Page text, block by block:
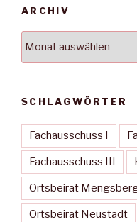
ARCHIV
SCHLAGWÖRTER
Fachausschuss I
Fachausschuss III
Ortsbeirat
Ortsbeirat Neustadt